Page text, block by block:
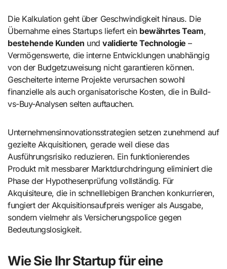
Die Kalkulation geht über Geschwindigkeit hinaus. Die
Übernahme eines Startups liefert ein bewährtes Team,
bestehende Kunden undvalidierte Technologie –
Vermögenswerte, die interne Entwicklungen unabhängig
von der Budgetzuweisung nicht garantieren können.
Gescheiterte interne Projekte verursachen sowohl
finanzielle als auch organisatorische Kosten, die in Build-
vs-Buy-Analysen selten auftauchen.
Unternehmensinnovationsstrategien setzen zunehmend auf
gezielte Akquisitionen, gerade weil diese das
Ausführungsrisiko reduzieren. Ein funktionierendes
Produkt mit messbarer Marktdurchdringung eliminiert die
Phase der Hypothesenprüfung vollständig. Für
Akquisiteure, die in schnelllebigen Branchen konkurrieren,
fungiert der Akquisitionsaufpreis weniger als Ausgabe,
sondern vielmehr als Versicherungspolice gegen
Bedeutungslosigkeit.
Wie Sie Ihr Startup für eine